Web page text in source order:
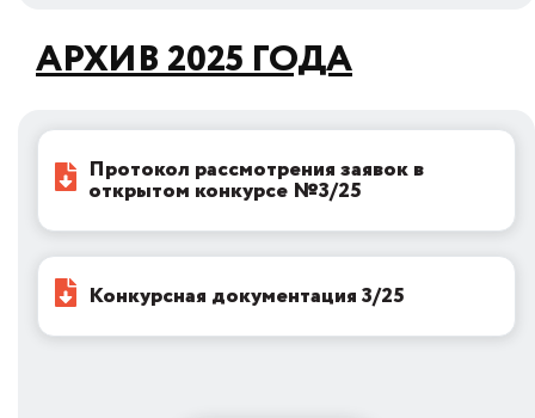
АРХИВ 2025 ГОДА
Протокол рассмотрения заявок в
открытом конкурсе №3/25
Конкурсная документация 3/25